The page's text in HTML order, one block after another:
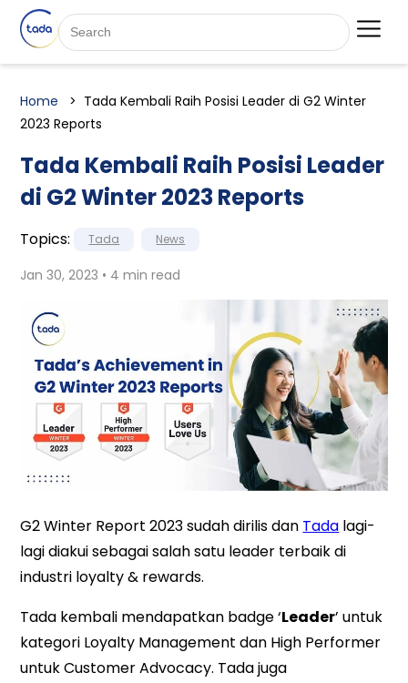
Home
Tada Kembali Raih Posisi Leader di G2 Winter
2023 Reports
Tada Kembali Raih Posisi Leader
di G2 Winter 2023 Reports
Topics: Tada News
Jan 30, 2023 • 4 min read
G2 Winter Report 2023 sudah dirilis dan Tada lagi-
lagi diakui sebagai salah satu leader terbaik di
industri loyalty & rewards.
Tada kembali mendapatkan badge ‘Leader’ untuk
kategori Loyalty Management dan High Performer
untuk Customer Advocacy. Tada juga